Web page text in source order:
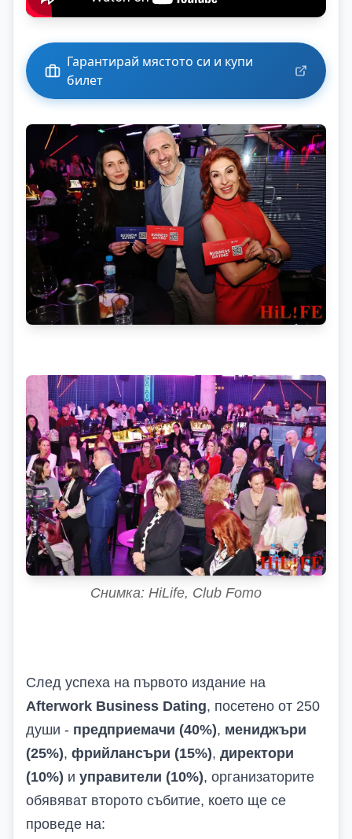
Гарантирай мястото си и купи
билет
Снимка: HiLife, Club Fomo
След успеха на първото издание на
Afterwork Business Dating, посетено от 250
души - предприемачи (40%), мениджъри
(25%), фрийлансъри (15%), директори
(10%) и управители (10%), организаторите
обявяват второто събитие, което ще се
проведе на: